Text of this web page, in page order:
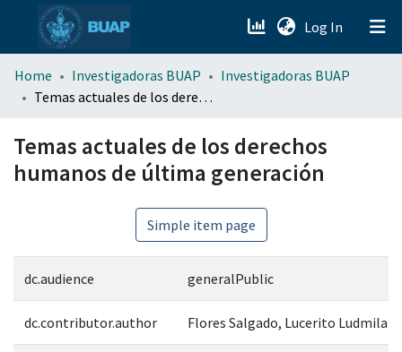
Log In (current)
menu.section.about_menu
Home Investigadoras BUAP
Investigadoras BUAP
Temas actuales de los derechos humanos de última generación
Temas actuales de los derechos
humanos de última generación
Simple item page
dc.audience generalPublic
dc.contributor.author Flores Salgado, Lucerito Ludmila